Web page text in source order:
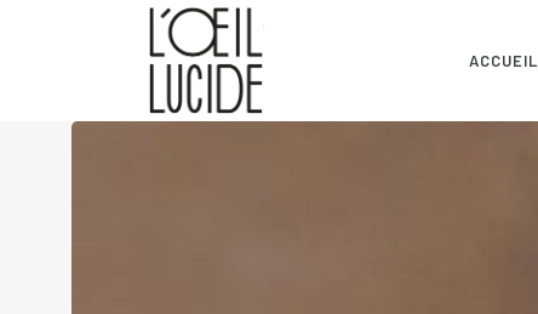
ACCUEIL